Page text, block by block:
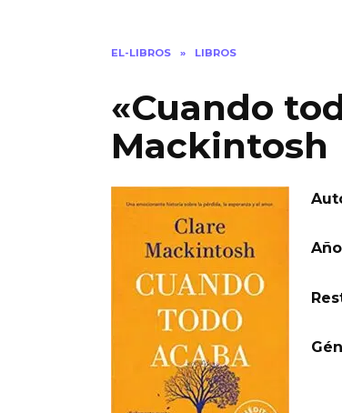
EL-LIBROS » LIBROS
«Cuando
Mackintosh